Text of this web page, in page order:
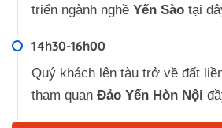
triển ngành nghề Yến Sào tại
14h30-16h00
Quý khách lên tàu trở về đất
tham quan Đảo Yến Hòn Nội